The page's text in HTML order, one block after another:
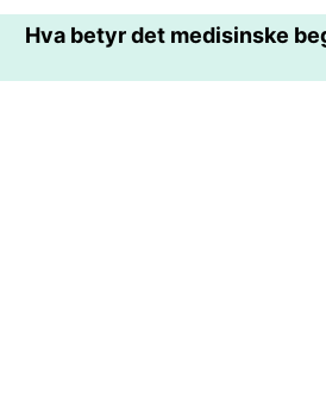
Helsebransjen Psykisk Helse
Sikkerhet Kirurgi Og Prosedyrer
Hva betyr det medisinske